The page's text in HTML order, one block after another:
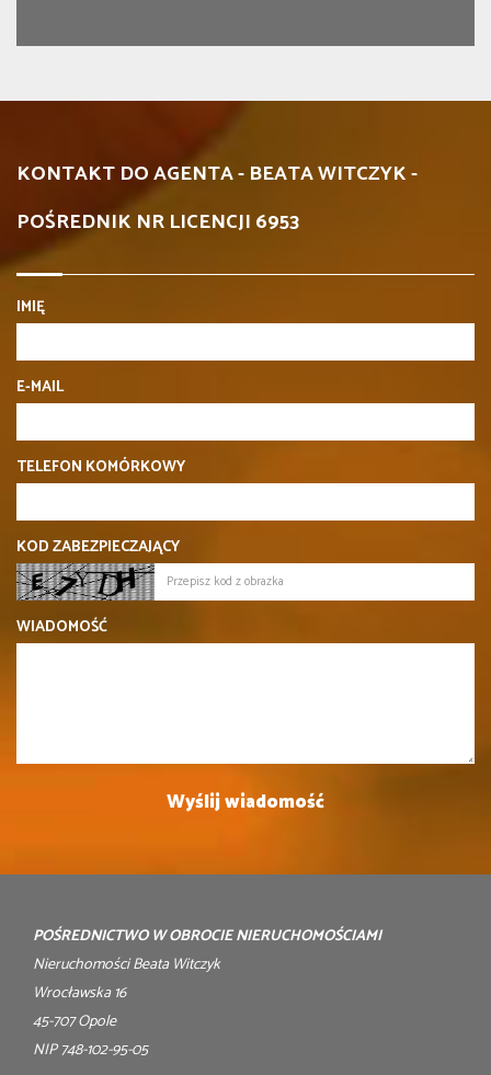
KONTAKT DO AGENTA - BEATA WITCZYK -
POŚREDNIK NR LICENCJI 6953
IMIĘ
E-MAIL
TELEFON KOMÓRKOWY
KOD ZABEZPIECZAJĄCY
WIADOMOŚĆ
POŚREDNICTWO W OBROCIE NIERUCHOMOŚCIAMI
Nieruchomości Beata Witczyk
Wrocławska 16
45-707 Opole
NIP 748-102-95-05